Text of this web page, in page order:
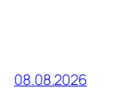
08.08.2026